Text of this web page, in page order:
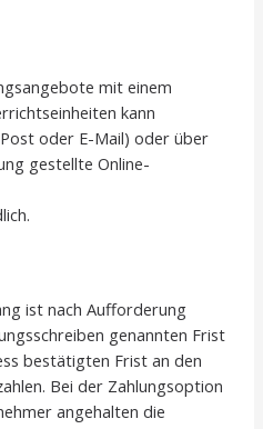
mit einem
kann
oder E-Mail) oder über
gestellte Online-
ist nach Aufforderung
genannten Frist
bestätigten Frist an den
Bei der Zahlungsoption
angehalten die